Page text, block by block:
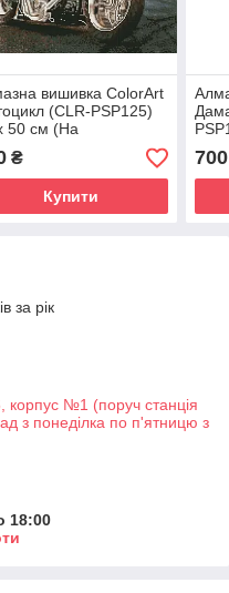
вишивка ColorArt
(CLR-PSP125)
50 см (На
₴
Купити
700
за рік
корпус №1 (поруч станція
з понеділка по п'ятницю з
18:00